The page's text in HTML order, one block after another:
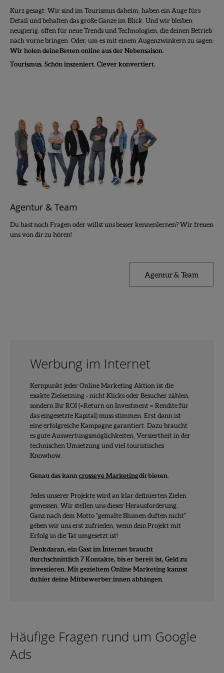
Kurz gesagt: Wir sind im Tourismus daheim, haben ein Auge fürs
Detail und behalten das große Ganze im Blick. Und wir bleiben
neugierig: offen für neue Trends und Technologien, die deinen Betrieb
nach vorne bringen. Oder, um es mit einem Augenzwinkern zu sagen:
Wir holen deine Betten online aus der Nebensaison.
Tourismus. Schön inszeniert. Clever konvertiert.
Agentur & Team
Du hast noch Fragen oder willst uns besser kennenlernen? Wir freuen
uns von dir zu hören!
Agentur & Team
Werbung im Internet
Kernpunkt jeder Online Marketing Aktion ist die
exakte Zielsetzung - nicht Klicks oder Besucher zählen,
sondern Ihr ROI (=Return on Investment = Rendite für
das eingesetzte Kapital) muss stimmen. Erst dann ist
eine erfolgreiche Kampagne garantiert. Dazu braucht
es gute Auswertungsmöglichkeiten, Versiertheit in der
technischen Umsetzung und viel touristisches
Knowhow.
Genau das kann crosseye Marketingdir bieten.
Jedes unserer Projekte wird an klar definierten Zielen
gemessen. Wir stellen uns dieser Herausforderung.
Ganz nach dem Motto "gemalte Blumen duften nicht"
geben wir uns erst zufrieden, wenn dein Projekt mit
Erfolg in die Tat umgesetzt ist!
Denk daran, ein Gast im Internet braucht
durchschnittlich 7 Kontakte, bis er bereit ist, Geld zu
investieren. Mit gezieltem Online Marketing kannst
du hier deine Mitbewerber:innen abhängen.
Häufige Fragen rund um Google
Ads